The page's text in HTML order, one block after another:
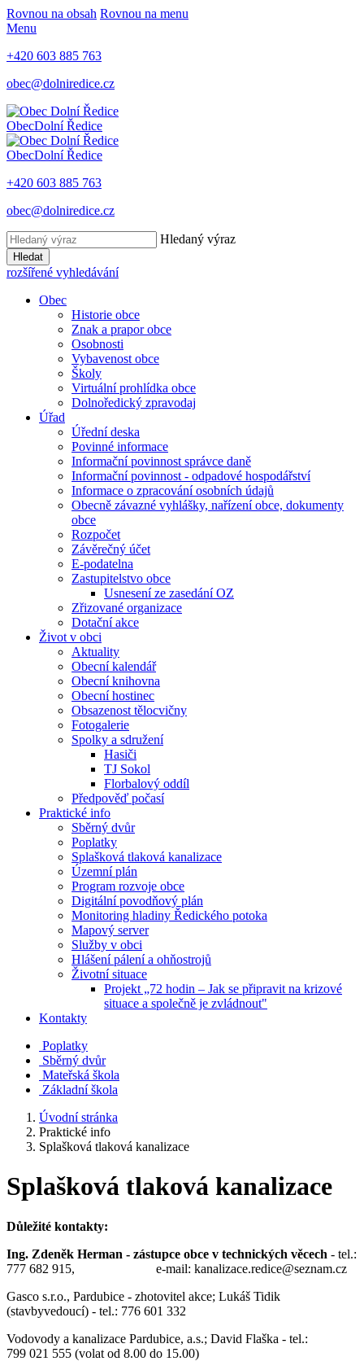
Rovnou na obsah Rovnou na menu
Menu
+420 603 885 763
obec@dolniredice.cz
ObecDolní Ředice
ObecDolní Ředice
+420 603 885 763
obec@dolniredice.cz
Hledaný výraz
Hledat
rozšířené vyhledávání
Obec
Historie obce
Znak a prapor obce
Osobnosti
Vybavenost obce
Školy
Virtuální prohlídka obce
Dolnoředický zpravodaj
Úřad
Úřední deska
Povinné informace
Informační povinnost správce daně
Informační povinnost - odpadové hospodářství
Informace o zpracování osobních údajů
Obecně závazné vyhlášky, nařízení obce, dokumenty
obce
Rozpočet
Závěrečný účet
E-podatelna
Zastupitelstvo obce
Usnesení ze zasedání OZ
Zřizované organizace
Dotační akce
Život v obci
Aktuality
Obecní kalendář
Obecní knihovna
Obecní hostinec
Obsazenost tělocvičny
Fotogalerie
Spolky a sdružení
Hasiči
TJ Sokol
Florbalový oddíl
Předpověď počasí
Praktické info
Sběrný dvůr
Poplatky
Splašková tlaková kanalizace
Územní plán
Program rozvoje obce
Digitální povodňový plán
Monitoring hladiny Ředického potoka
Mapový server
Služby v obci
Hlášení pálení a ohňostrojů
Životní situace
Projekt „72 hodin – Jak se připravit na krizové
situace a společně je zvládnout"
Kontakty
Poplatky
Sběrný dvůr
Mateřská škola
Základní škola
Úvodní stránka
Praktické info
Splašková tlaková kanalizace
Splašková tlaková kanalizace
Důležité kontakty:
Ing. Zdeněk Herman - zástupce obce v technických věcech - tel.:
777 682 915, e-mail: kanalizace.redice@seznam.cz
Gasco s.r.o., Pardubice - zhotovitel akce; Lukáš Tidik
(stavbyvedoucí) - tel.: 776 601 332
Vodovody a kanalizace Pardubice, a.s.; David Flaška - tel.:
799 021 555 (volat od 8.00 do 15.00)